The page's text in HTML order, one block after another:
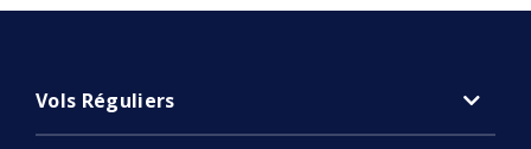
Vols Réguliers